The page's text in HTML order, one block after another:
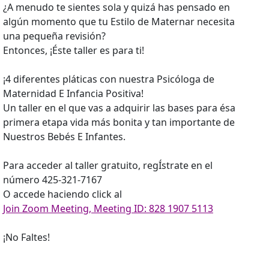
¿A menudo te sientes sola y quizá has pensado en
algún momento que tu Estilo de Maternar necesita
una pequeña revisión?
Entonces, ¡Éste taller es para ti!
¡4 diferentes pláticas con nuestra Psicóloga de
Maternidad E Infancia Positiva!
Un taller en el que vas a adquirir las bases para ésa
primera etapa vida más bonita y tan importante de
Nuestros Bebés E Infantes.
Para acceder al taller gratuito, regÍstrate en el
número 425-321-7167
O accede haciendo click al
Join Zoom Meeting, Meeting ID: 828 1907 5113
¡No Faltes!